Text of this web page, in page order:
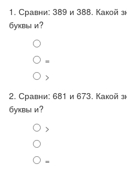
1. Сравни: 389 и 388. Какой
буквы и?
=
>
2. Сравни: 681 и 673. Какой
буквы и?
>
=